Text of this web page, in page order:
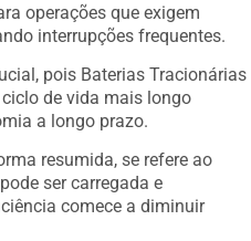
operações que exigem
interrupções frequentes.
pois Baterias Tracionárias
de vida mais longo
a longo prazo.
resumida, se refere ao
ser carregada e
comece a diminuir